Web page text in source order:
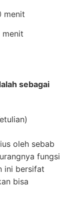
menit
menit
sebagai
oleh sebab
fungsi
ini bersifat
bisa